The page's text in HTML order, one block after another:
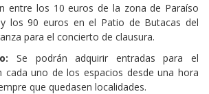
entre los 10 euros de la zona de Paraíso
los 90 euros en el Patio de Butacas del
para el concierto de clausura.
Se podrán adquirir entradas para el
cada uno de los espacios desde una hora
que quedasen localidades.